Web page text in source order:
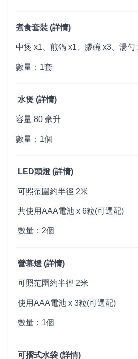
煮食套裝 (詳情)
中煲 x1、煎鍋 x1、膠碗 x3、湯
數量：1套
水煲 (詳情)
容量 80 毫升
數量：1個
LED頭燈 (詳情)
可照范圍約半徑 2米
共使用AAA電池 x 6粒(可選配)
數量：2個
營幕燈 (詳情)
可照范圍約半徑 2米
使用AAA電池 x 3粒(可選配)
數量：1個
可摺式水袋 (詳情)